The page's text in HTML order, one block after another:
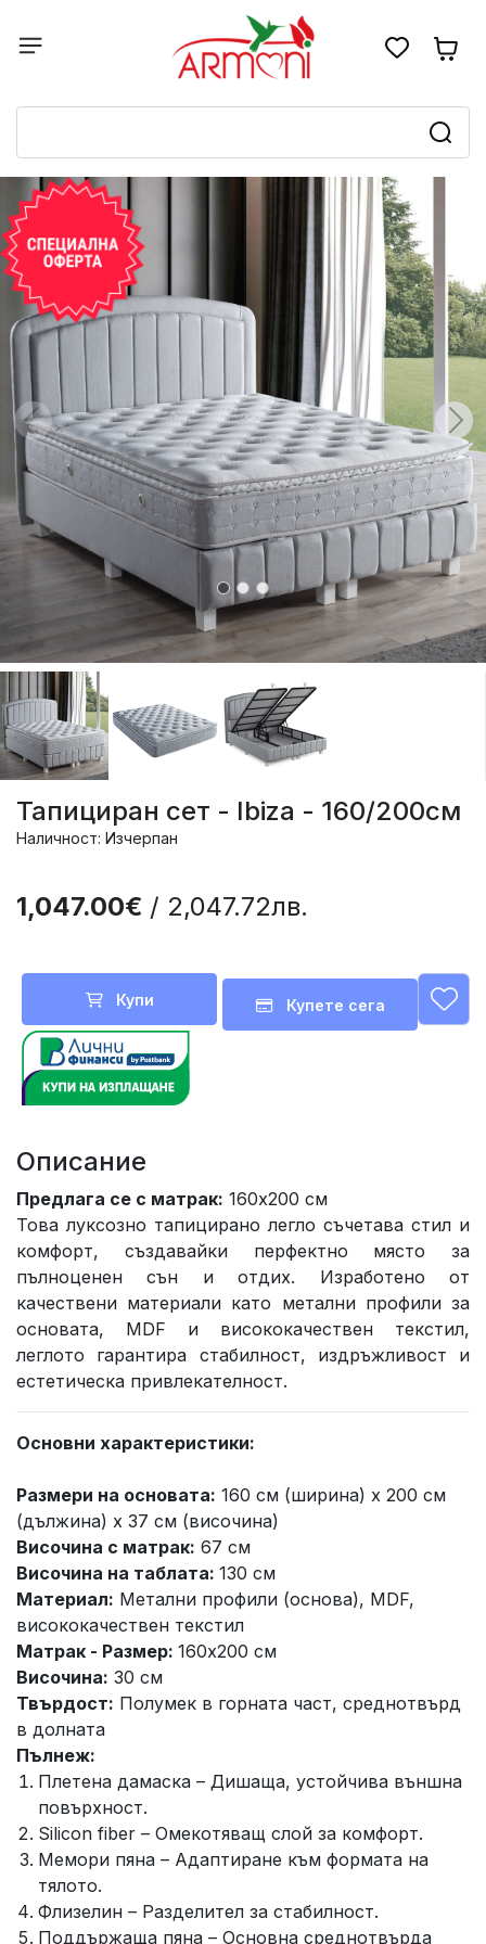
Тапициран сет - Ibiza - 160/200см
Наличност: Изчерпан
1,047.00€ / 2,047.72лв.
Купи Купете сега
Описание
Предлага се с матрак: 160x200 см
Това луксозно тапицирано легло съчетава стил и
комфорт, създавайки перфектно място за
пълноценен сън и отдих. Изработено от
качествени материали като метални профили за
основата, MDF и висококачествен текстил,
леглото гарантира стабилност, издръжливост и
естетическа привлекателност.
Основни характеристики:
Размери на основата: 160 см (ширина) x 200 см
(дължина) x 37 см (височина)
Височина с матрак: 67 см
Височина на таблата: 130 см
Материал: Метални профили (основа), MDF,
висококачествен текстил
Матрак - Размер: 160x200 см
Височина: 30 см
Твърдост: Полумек в горната част, среднотвърд
в долната
Пълнеж:
Плетена дамаска – Дишаща, устойчива външна
повърхност.
Silicon fiber – Омекотяващ слой за комфорт.
Мемори пяна – Адаптиране към формата на
тялото.
Флизелин – Разделител за стабилност.
Поддържаща пяна – Основна среднотвърда